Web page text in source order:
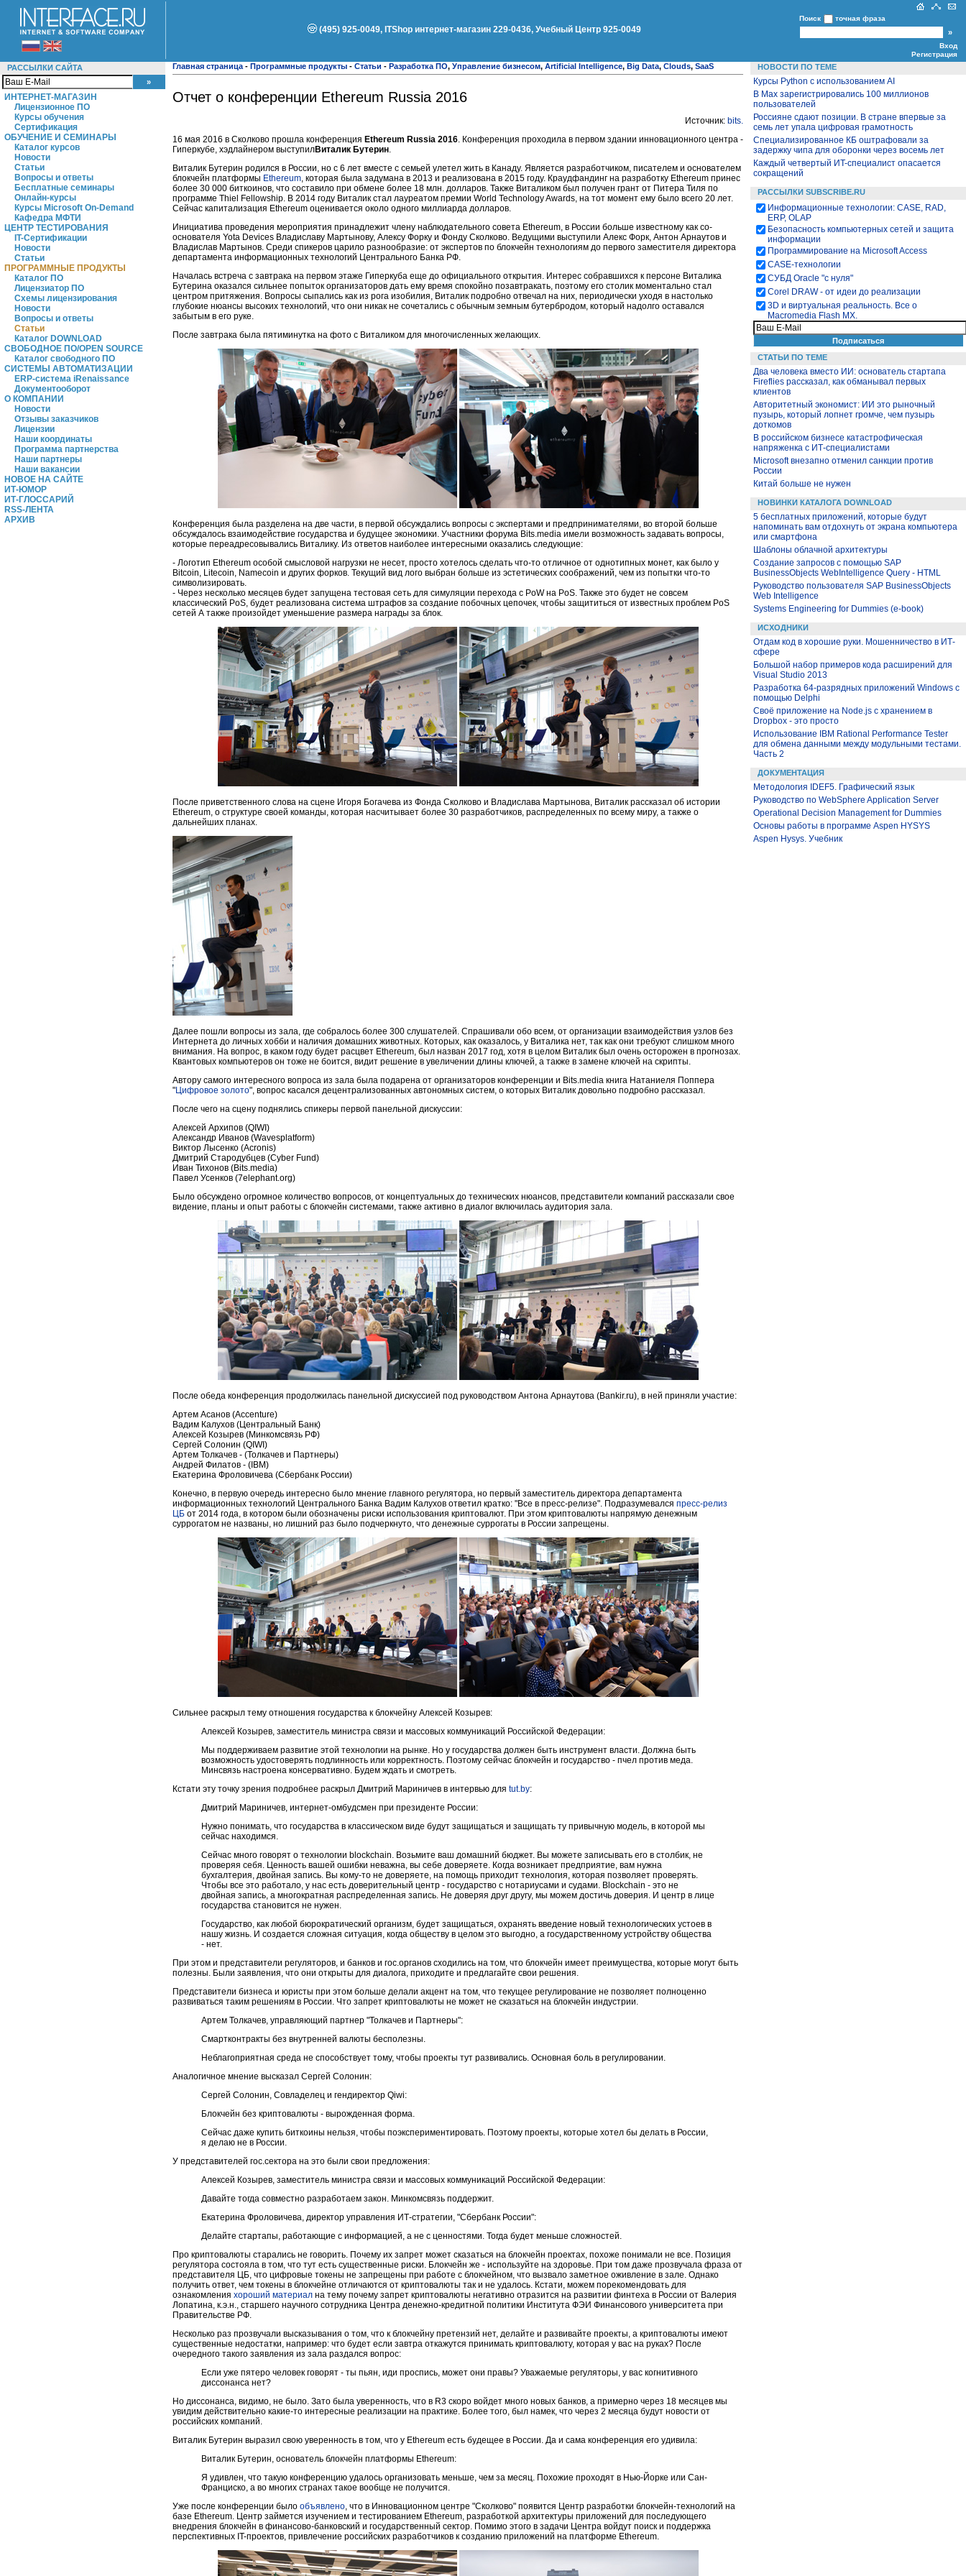
(495) 925-0049, ITShop интернет-магазин 229-0436, Учебный Центр 925-0049
Поиск точная фраза
Вход
Регистрация
РАССЫЛКИ САЙТА
ИНТЕРНЕТ-МАГАЗИН
Лицензионное ПО
Курсы обучения
Сертификация
ОБУЧЕНИЕ И СЕМИНАРЫ
Каталог курсов
Новости
Статьи
Вопросы и ответы
Бесплатные семинары
Онлайн-курсы
Курсы Microsoft On-Demand
Кафедра МФТИ
ЦЕНТР ТЕСТИРОВАНИЯ
IT-Сертификации
Новости
Статьи
ПРОГРАММНЫЕ ПРОДУКТЫ
Каталог ПО
Лицензиатор ПО
Схемы лицензирования
Новости
Вопросы и ответы
Статьи
Каталог DOWNLOAD
СВОБОДНОЕ ПО/OPEN SOURCE
Каталог свободного ПО
СИСТЕМЫ АВТОМАТИЗАЦИИ
ERP-система iRenaissance
Документооборот
О КОМПАНИИ
Новости
Отзывы заказчиков
Лицензии
Наши координаты
Программа партнерства
Наши партнеры
Наши вакансии
НОВОЕ НА САЙТЕ
ИТ-ЮМОР
ИТ-ГЛОССАРИЙ
RSS-ЛЕНТА
АРХИВ
Главная страница - Программные продукты - Статьи - Разработка ПО, Управление бизнесом, Artificial Intelligence, Big Data, Clouds, SaaS
Отчет о конференции Ethereum Russia 2016
Источник: bits
16 мая 2016 в Сколково прошла конференция Ethereum Russia 2016 . Конференция проходила в первом здании инновационного центра -
Гиперкубе, хэдлайнером выступилВиталик Бутерин
Виталик Бутерин родился в России, но с 6 лет вместе с семьей улетел жить в Канаду. Является разработчиком, писателем и основателем
блокчейн платформы Ethereum , которая была задумана в 2013 и реализована в 2015 году. Краудфандинг на разработку Ethereum принес
более 30 000 биткоинов, что составило при обмене более 18 млн. долларов. Также Виталиком был получен грант от Питера Тиля по
программе Thiel Fellowship. В 2014 году Виталик стал лауреатом премии World Technology Awards, на тот момент ему было всего 20 лет.
Сейчас капитализация Ethereum оценивается около одного миллиарда долларов.
Инициатива проведения мероприятия принадлежит члену наблюдательного совета Ethereum, в России больше известному как со-
основателя Yota Devices Владиславу Мартынову, Алексу Форку и Фонду Сколково. Ведущими выступили Алекс Форк, Антон Арнаутов и
Владислав Мартынов. Среди спикеров царило разнообразие: от экспертов по блокчейн технологиям до первого заместителя директора
департамента информационных технологий Центрального Банка РФ.
Началась встреча с завтрака на первом этаже Гиперкуба еще до официального открытия. Интерес собравшихся к персоне Виталика
Бутерина оказался сильнее попыток организаторов дать ему время спокойно позавтракать, поэтому его столик моментально стал
центром притяжения. Вопросы сыпались как из рога изобилия, Виталик подробно отвечал на них, периодически уходя в настолько
глубокие нюансы высоких технологий, что они никак не сочетались с обычным земным бутербродом, который надолго оставался
забытым в его руке.
После завтрака была пятиминутка на фото с Виталиком для многочисленных желающих.
Конференция была разделена на две части, в первой обсуждались вопросы с экспертами и предпринимателями, во второй больше
обсуждалось взаимодействие государства и будущее экономики. Участники форума Bits.media имели возможность задавать вопросы,
которые переадресовывались Виталику. Из ответов наиболее интересными оказались следующие:
- Логотип Ethereum особой смысловой нагрузки не несет, просто хотелось сделать что-то отличное от однотипных монет, как было у
Bitcoin, Litecoin, Namecoin и других форков. Текущий вид лого выбран больше из эстетических соображений, чем из попытки что-то
символизировать.
- Через несколько месяцев будет запущена тестовая сеть для симуляции перехода с PoW на PoS. Также это будет не совсем
классический PoS, будет реализована система штрафов за создание побочных цепочек, чтобы защититься от известных проблем PoS
сетей А также произойдет уменьшение размера награды за блок.
После приветственного слова на сцене Игоря Богачева из Фонда Сколково и Владислава Мартынова, Виталик рассказал об истории
Ethereum, о структуре своей команды, которая насчитывает более 30 разработчиков, распределенных по всему миру, а также о
дальнейших планах.
Далее пошли вопросы из зала, где собралось более 300 слушателей. Спрашивали обо всем, от организации взаимодействия узлов без
Интернета до личных хобби и наличия домашних животных. Которых, как оказалось, у Виталика нет, так как они требуют слишком много
внимания. На вопрос, в каком году будет расцвет Ethereum, был назван 2017 год, хотя в целом Виталик был очень осторожен в прогнозах.
Квантовых компьютеров он тоже не боится, видит решение в увеличении длины ключей, а также в замене ключей на скрипты.
Автору самого интересного вопроса из зала была подарена от организаторов конференции и Bits.media книга Натаниеля Поппера
"Цифровое золото", вопрос касался децентрализованных автономных систем, о которых Виталик довольно подробно рассказал.
После чего на сцену поднялись спикеры первой панельной дискуссии:
Алексей Архипов (QIWI)
Александр Иванов (Wavesplatform)
Виктор Лысенко (Acronis)
Дмитрий Стародубцев (Cyber Fund)
Иван Тихонов (Bits.media)
Павел Усенков (7elephant.org)
Было обсуждено огромное количество вопросов, от концептуальных до технических нюансов, представители компаний рассказали свое
видение, планы и опыт работы с блокчейн системами, также активно в диалог включилась аудитория зала.
После обеда конференция продолжилась панельной дискуссией под руководством Антона Арнаутова (Bankir.ru), в ней приняли участие:
Артем Асанов (Accenture)
Вадим Калухов (Центральный Банк)
Алексей Козырев (Минкомсвязь РФ)
Сергей Солонин (QIWI)
Артем Толкачев - (Толкачев и Партнеры)
Андрей Филатов - (IBM)
Екатерина Фроловичева (Сбербанк России)
Конечно, в первую очередь интересно было мнение главного регулятора, но первый заместитель директора департамента
информационных технологий Центрального Банка Вадим Калухов ответил кратко: "Все в пресс-релизе". Подразумевался пресс-релиз
ЦБ от 2014 года, в котором были обозначены риски использования криптовалют. При этом криптовалюты напрямую денежным
суррогатом не названы, но лишний раз было подчеркнуто, что денежные суррогаты в России запрещены.
Сильнее раскрыл тему отношения государства к блокчейну Алексей Козырев:
Алексей Козырев, заместитель министра связи и массовых коммуникаций Российской Федерации:
Мы поддерживаем развитие этой технологии на рынке. Но у государства должен быть инструмент власти. Должна быть
возможность удостоверять подлинность или корректность. Поэтому сейчас блокчейн и государство - пчел против меда.
Минсвязь настроена консервативно. Будем ждать и смотреть.
Кстати эту точку зрения подробнее раскрыл Дмитрий Мариничев в интервью для tut.by:
Дмитрий Мариничев, интернет-омбудсмен при президенте России:
Нужно понимать, что государства в классическом виде будут защищаться и защищать ту привычную модель, в которой мы
сейчас находимся.
Сейчас много говорят о технологии blockchain. Возьмите ваш домашний бюджет. Вы можете записывать его в столбик, не
проверяя себя. Ценность вашей ошибки неважна, вы себе доверяете. Когда возникает предприятие, вам нужна
бухгалтерия, двойная запись. Вы кому-то не доверяете, на помощь приходит технология, которая позволяет проверять.
Чтобы все это работало, у нас есть доверительный центр - государство с нотариусами и судами. Blockchain - это не
двойная запись, а многократная распределенная запись. Не доверяя друг другу, мы можем достичь доверия. И центр в лице
государства становится не нужен.
Государство, как любой бюрократический организм, будет защищаться, охранять введение новый технологических устоев в
нашу жизнь. И создается сложная ситуация, когда обществу в целом это выгодно, а государственному устройству общества
- нет.
При этом и представители регуляторов, и банков и гос.органов сходились на том, что блокчейн имеет преимущества, которые могут быть
полезны. Были заявления, что они открыты для диалога, приходите и предлагайте свои решения.
Представители бизнеса и юристы при этом больше делали акцент на том, что текущее регулирование не позволяет полноценно
развиваться таким решениям в России. Что запрет криптовалюты не может не сказаться на блокчейн индустрии.
Артем Толкачев, управляющий партнер "Толкачев и Партнеры":
Смартконтракты без внутренней валюты бесполезны.
Неблагоприятная среда не способствует тому, чтобы проекты тут развивались. Основная боль в регулировании.
Аналогичное мнение высказал Сергей Солонин:
Сергей Солонин, Совладелец и гендиректор Qiwi:
Блокчейн без криптовалюты - вырожденная форма.
Сейчас даже купить биткоины нельзя, чтобы поэкспериментировать. Поэтому проекты, которые хотел бы делать в России,
я делаю не в России.
У представителей гос.сектора на это были свои предложения:
Алексей Козырев, заместитель министра связи и массовых коммуникаций Российской Федерации:
Давайте тогда совместно разработаем закон. Минкомсвязь поддержит.
Екатерина Фроловичева, директор управления ИТ-стратегии, "Сбербанк России":
Делайте стартапы, работающие с информацией, а не с ценностями. Тогда будет меньше сложностей.
Про криптовалюты старались не говорить. Почему их запрет может сказаться на блокчейн проектах, похоже понимали не все. Позиция
регулятора состояла в том, что тут есть существенные риски. Блокчейн же - используйте на здоровье. При том даже прозвучала фраза от
представителя ЦБ, что цифровые токены не запрещены при работе с блокчейном, что вызвало заметное оживление в зале. Однако
получить ответ, чем токены в блокчейне отличаются от криптовалюты так и не удалось. Кстати, можем порекомендовать для
ознакомления хороший материал на тему почему запрет криптовалюты негативно отразится на развитии финтеха в России от Валерия
Лопатина, к.э.н., старшего научного сотрудника Центра денежно-кредитной политики Института ФЭИ Финансового университета при
Правительстве РФ.
Несколько раз прозвучали высказывания о том, что к блокчейну претензий нет, делайте и развивайте проекты, а криптовалюты имеют
существенные недостатки, например: что будет если завтра откажутся принимать криптовалюту, которая у вас на руках? После
очередного такого заявления из зала раздался вопрос:
Если уже пятеро человек говорят - ты пьян, иди проспись, может они правы? Уважаемые регуляторы, у вас когнитивного
диссонанса нет?
Но диссонанса, видимо, не было. Зато была уверенность, что в R3 скоро войдет много новых банков, а примерно через 18 месяцев мы
увидим действительно какие-то интересные реализации на практике. Более того, был намек, что через 2 месяца будут новости от
российских компаний.
Виталик Бутерин выразил свою уверенность в том, что у Ethereum есть будещее в России. Да и сама конференция его удивила:
Виталик Бутерин, основатель блокчейн платформы Ethereum:
Я удивлен, что такую конференцию удалось организовать меньше, чем за месяц. Похожие проходят в Нью-Йорке или Сан-
Франциско, а во многих странах такое вообще не получится.
Уже после конференции было объявлено , что в Инновационном центре "Сколково" появится Центр разработки блокчейн-технологий на
базе Ethereum. Центр займется изучением и тестированием Ethereum, разработкой архитектуры приложений для последующего
внедрения блокчейн в финансово-банковский и государственный сектор. Помимо этого в задачи Центра войдут поиск и поддержка
перспективных IT-проектов, привлечение российских разработчиков к созданию приложений на платформе Ethereum.
НОВОСТИ ПО ТЕМЕ
Курсы Python c использованием AI
В Max зарегистрировались 100 миллионов
пользователей
Россияне сдают позиции. В стране впервые за
семь лет упала цифровая грамотность
Специализированное КБ оштрафовали за
задержку чипа для оборонки через восемь лет
Каждый четвертый ИT-специалист опасается
сокращений
РАССЫЛКИ SUBSCRIBE.RU
Информационные технологии: CASE, RAD,
ERP, OLAP
Безопасность компьютерных сетей и защита
информации
Программирование на Microsoft Access
CASE-технологии
СУБД Oracle "с нуля"
Corel DRAW - от идеи до реализации
3D и виртуальная реальность. Все о
Macromedia Flash MX.
СТАТЬИ ПО ТЕМЕ
Два человека вместо ИИ: основатель стартапа
Fireflies рассказал, как обманывал первых
клиентов
Авторитетный экономист: ИИ это рыночный
пузырь, который лопнет громче, чем пузырь
доткомов
В российском бизнесе катастрофическая
напряженка с ИТ-специалистами
Microsoft внезапно отменил санкции против
России
Китай больше не нужен
НОВИНКИ КАТАЛОГА DOWNLOAD
5 бесплатных приложений, которые будут
напоминать вам отдохнуть от экрана компьютера
или смартфона
Шаблоны облачной архитектуры
Создание запросов с помощью SAP
BusinessObjects WebIntelligence Query - HTML
Руководство пользователя SAP BusinessObjects
Web Intelligence
Systems Engineering for Dummies (e-book)
ИСХОДНИКИ
Отдам код в хорошие руки. Мошенничество в ИТ-
сфере
Большой набор примеров кода расширений для
Visual Studio 2013
Разработка 64-разрядных приложений Windows с
помощью Delphi
Своё приложение на Node.js с хранением в
Dropbox - это просто
Использование IBM Rational Performance Tester
для обмена данными между модульными тестами.
Часть 2
ДОКУМЕНТАЦИЯ
Методология IDEF5. Графический язык
Руководство по WebSphere Application Server
Operational Decision Management for Dummies
Основы работы в программе Aspen HYSYS
Aspen Hysys. Учебник